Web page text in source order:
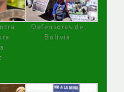
Defensoras de
Bolivia